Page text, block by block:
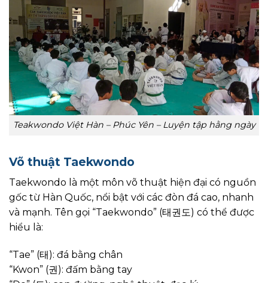
Teakwondo Việt Hàn – Phúc Yên – Luyện tập hằng ngày
Võ thuật Taekwondo
Taekwondo là một môn võ thuật hiện đại có nguồn
gốc từ Hàn Quốc, nổi bật với các đòn đá cao, nhanh
và mạnh. Tên gọi “Taekwondo” (태권도) có thể được
hiểu là:
“Tae” (태): đá bằng chân
“Kwon” (권): đấm bằng tay